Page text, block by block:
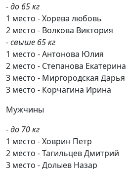
- до 65 кг
1 место - Хорева любовь
2 место - Волкова Виктория
- свыше 65 кг
1 место - Антонова Юлия
2 место - Степанова Екатерина
3 место - Миргородская Дарья
3 место - Корчагина Ирина
Мужчины
- до 70 кг
1 место - Ховрин Петр
2 место - Тагильцев Дмитрий
3 место - Долыев Назар